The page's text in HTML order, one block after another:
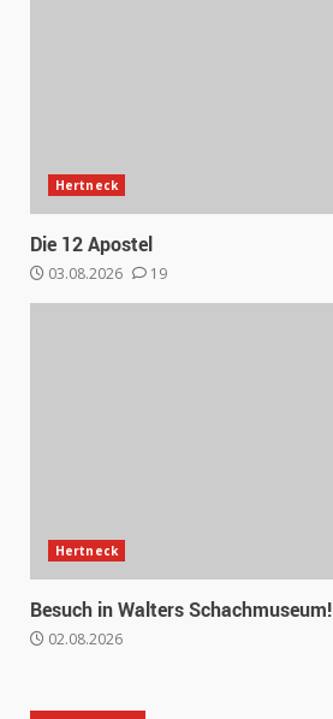
Hertneck
Die 12 Apostel
03.08.2026 19
Hertneck
Besuch in Walters Schachmuseum!
02.08.2026